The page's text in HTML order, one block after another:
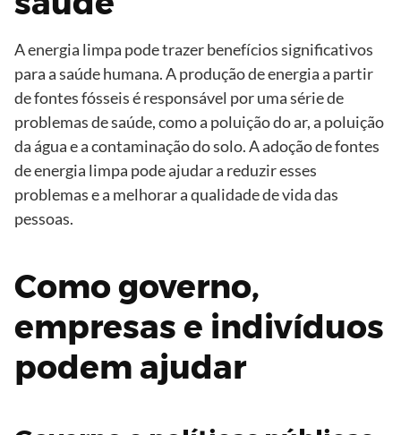
A energia limpa pode trazer benefícios significativos
para a saúde humana. A produção de energia a partir
de fontes fósseis é responsável por uma série de
problemas de saúde, como a poluição do ar, a poluição
da água e a contaminação do solo. A adoção de fontes
de energia limpa pode ajudar a reduzir esses
problemas e a melhorar a qualidade de vida das
pessoas.
Como governo,
empresas e indivíduos
podem ajudar